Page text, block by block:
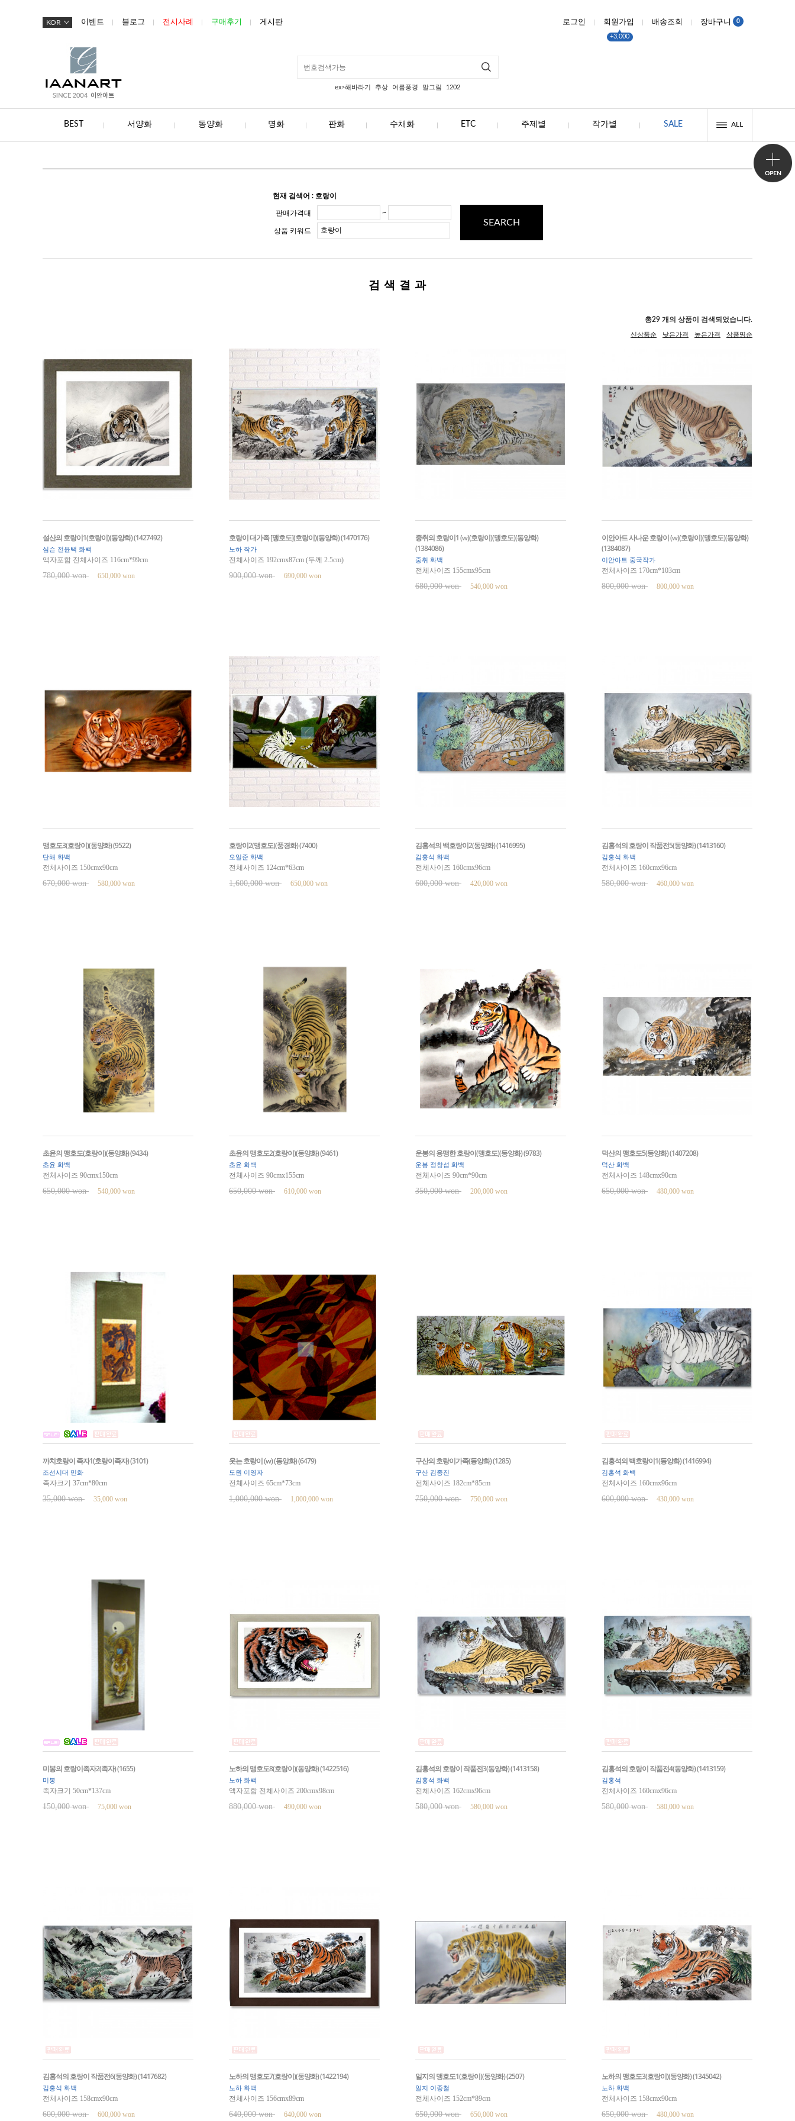
KOR 이벤트 블로그 전시사례 구매후기 게시판 로그인 회원가입
+3,000
배송조회 장바구니 0
ex>해바라기 추상 여름풍경 말그림 1202
BEST 서양화 동양화 명화 판화 수채화 ETC 주제별 작가별 SALE ALL
현재 검색어 : 호랑이
판매가격대 ~
SEARCH
상품 키워드
검 색 결 과
총29 개의 상품이 검색되었습니다.
상품명순
높은가격
낮은가격
신상품순
설산의 호랑이1(호랑이)(동양화) (1427492)
심슨 전윤택 화백
액자포함 전체사이즈 116cm*99cm
780,000 won 650,000 won
호랑이 대가족 [맹호도](호랑이)(동양화) (1470176)
노하 작가
전체사이즈 192cmx87cm (두께 2.5cm)
900,000 won 690,000 won
중취의 호랑이1 (w)(호랑이)(맹호도)(동양화)
(1384086)
중취 화백
전체사이즈 155cmx95cm
680,000 won 540,000 won
이안아트 사나운 호랑이 (w)(호랑이)(맹호도)(동양화)
(1384087)
이안아트 중국작가
전체사이즈 170cm*103cm
800,000 won 800,000 won
맹호도3(호랑이)(동양화) (9522)
단해 화백
전체사이즈 150cmx90cm
670,000 won 580,000 won
호랑이2(맹호도)(풍경화) (7400)
오일준 화백
전체사이즈 124cm*63cm
1,600,000 won 650,000 won
김홍석의 백호랑이2(동양화) (1416995)
김홍석 화백
전체사이즈 160cmx96cm
600,000 won 420,000 won
김홍석의 호랑이 작품전5(동양화) (1413160)
김홍석 화백
전체사이즈 160cmx96cm
580,000 won 460,000 won
초윤의 맹호도(호랑이)(동양화) (9434)
초윤 화백
전체사이즈 90cmx150cm
650,000 won 540,000 won
초윤의 맹호도2(호랑이)(동양화) (9461)
초윤 화백
전체사이즈 90cmx155cm
650,000 won 610,000 won
운봉의 용맹한 호랑이(맹호도)(동양화) (9783)
운봉 정창섭 화백
전체사이즈 90cm*90cm
350,000 won 200,000 won
덕산의 맹호도5(동양화) (1407208)
덕산 화백
전체사이즈 148cmx90cm
650,000 won 480,000 won
까치호랑이 족자1(호랑이족자) (3101)
조선시대 민화
족자크기 37cm*80cm
35,000 won 35,000 won
웃는 호랑이 (w) (동양화) (6479)
도원 이영자
전체사이즈 65cm*73cm
1,000,000 won 1,000,000 won
구산의 호랑이가족(동양화) (1285)
구산 김종진
전체사이즈 182cm*85cm
750,000 won 750,000 won
김홍석의 백호랑이1(동양화) (1416994)
김홍석 화백
전체사이즈 160cmx96cm
600,000 won 430,000 won
미봉의 호랑이족자2(족자) (1655)
미봉
족자크기 50cm*137cm
150,000 won 75,000 won
노하의 맹호도8(호랑이)(동양화) (1422516)
노하 화백
액자포함 전체사이즈 200cmx98cm
880,000 won 490,000 won
김홍석의 호랑이 작품전3(동양화) (1413158)
김홍석 화백
전체사이즈 162cmx96cm
580,000 won 580,000 won
김홍석의 호랑이 작품전4(동양화) (1413159)
김홍석
전체사이즈 160cmx96cm
580,000 won 580,000 won
김홍석의 호랑이 작품전6(동양화) (1417682)
김홍석 화백
전체사이즈 158cmx90cm
600,000 won 600,000 won
노하의 맹호도7(호랑이)(동양화) (1422194)
노하 화백
전체사이즈 156cmx89cm
640,000 won 640,000 won
일지의 맹호도1(호랑이)(동양화) (2507)
일지 이종철
전체사이즈 152cm*89cm
650,000 won 650,000 won
노하의 맹호도3(호랑이)(동양화) (1345042)
노하 화백
전체사이즈 158cmx90cm
650,000 won 480,000 won